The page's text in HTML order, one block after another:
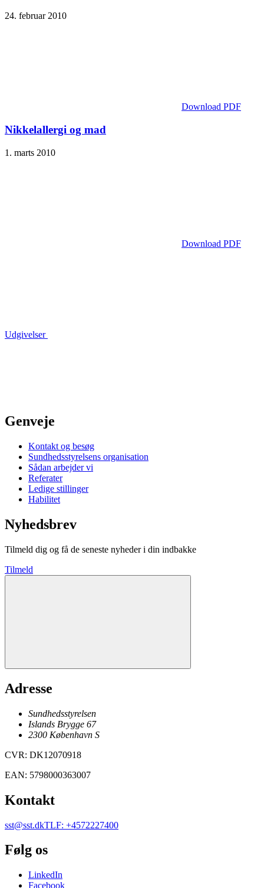
24. februar 2010
Download PDF
Nikkelallergi og mad
1. marts 2010
Download PDF
Udgivelser
Genveje
Kontakt og besøg
Sundhedsstyrelsens organisation
Sådan arbejder vi
Referater
Ledige stillinger
Habilitet
Nyhedsbrev
Tilmeld dig og få de seneste nyheder i din indbakke
Tilmeld
Adresse
Sundhedsstyrelsen
Islands Brygge 67
2300 København S
CVR: DK12070918
EAN: 5798000363007
Kontakt
sst@sst.dkTLF: +4572227400
Følg os
LinkedIn
Facebook